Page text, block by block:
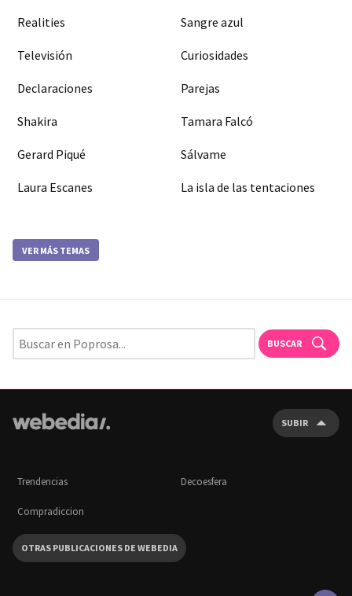
Realities Sangre azul
Televisión Curiosidades
Declaraciones Parejas
Shakira Tamara Falcó
Gerard Piqué Sálvame
Laura Escanes La isla de las tentaciones
VER MÁS TEMAS
BUSCAR
SUBIR
Trendencias Decoesfera
Compradiccion
OTRAS PUBLICACIONES DE WEBEDIA